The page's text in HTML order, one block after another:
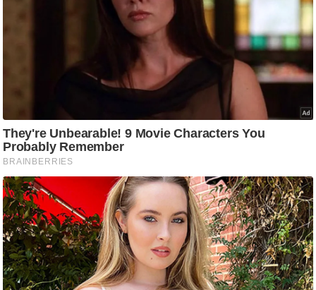
घ
रे
नु
स्खे
प
र्य
ट
न
स्थ
ल